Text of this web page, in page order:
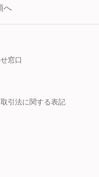
へ
窓口
引法に関する表記